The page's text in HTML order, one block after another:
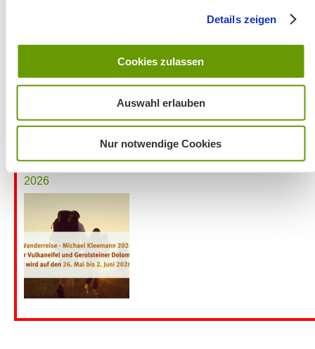
Details zeigen
Cookies zulassen
Auswahl erlauben
Nur notwendige Cookies
Aktuelles zu den Wanderreisen von Michael Kleemann
2026